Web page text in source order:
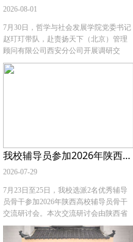
2026-08-01
7月30日，哲学与社会发展学院党委书记
赵玎玎带队，赴责扬天下（北京）管理
顾问有限公司西安分公司开展调研交
流。责扬天下总裁助理董彬，责扬天下
西安分公司总经理王伟，责扬天下西安
务方面所做的工作。董彬代表公司对学
践经验，并结合当前企业社会责任和
ESG领域的发展趋势，就企业在伦理治
理、社会责任评价、可持续发展人才培
养等方面的需求进行了深入阐述。 双方
围绕人才培养合作、科学研究实践转化
我校辅导员参加2026年陕西高校辅导员骨干交流研讨会
2026-07-29
7月23日至25日，我校选派2名优秀辅导
员骨干参加2026年陕西高校辅导员骨干
交流研讨会。本次交流研讨会由陕西省
委教育工委学工部指导，陕西辅导员学
院主办。 本次研讨会邀请多名省内外思